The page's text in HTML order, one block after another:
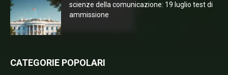
scienze della comunicazione: 19 luglio test di
ammissione
CATEGORIE POPOLARI